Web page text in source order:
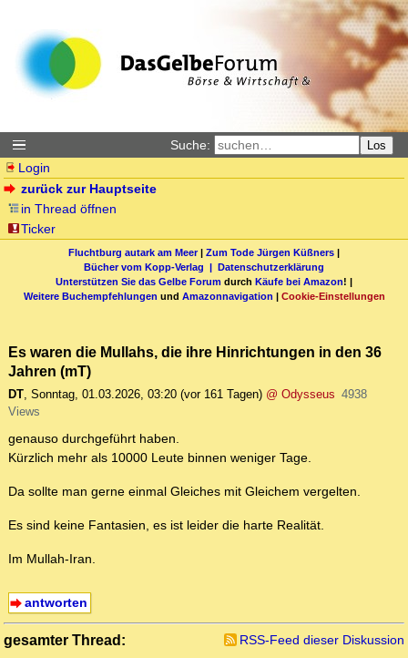
Suche: Los
Login
zurück zur Hauptseite
in Thread öffnen
Ticker
Fluchtburg autark am Meer| Zum Tode Jürgen Küßners |
Bücher vom Kopp-Verlag | Datenschutzerklärung
Unterstützen Sie das Gelbe Forum durch Käufe bei Amazon! |
Weitere Buchempfehlungen und Amazonnavigation | Cookie-Einstellungen
Es waren die Mullahs, die ihre Hinrichtungen in den 36
Jahren (mT)
DT, Sonntag, 01.03.2026, 03:20 (vor 161 Tagen) @ Odysseus 4938
Views
genauso durchgeführt haben.
Kürzlich mehr als 10000 Leute binnen weniger Tage.
Da sollte man gerne einmal Gleiches mit Gleichem vergelten.
Es sind keine Fantasien, es ist leider die harte Realität.
Im Mullah-Iran.
antworten
gesamter Thread:
RSS-Feed dieser Diskussion